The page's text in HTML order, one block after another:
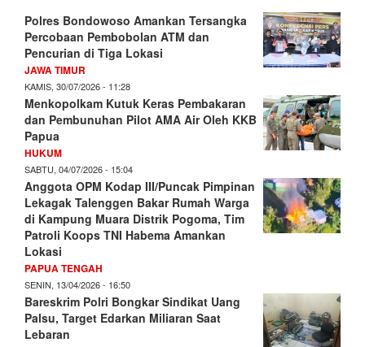
Polres Bondowoso Amankan Tersangka
Percobaan Pembobolan ATM dan
Pencurian di Tiga Lokasi
JAWA TIMUR
KAMIS, 30/07/2026 - 11:28
Menkopolkam Kutuk Keras Pembakaran
dan Pembunuhan Pilot AMA Air Oleh KKB
Papua
HUKUM
SABTU, 04/07/2026 - 15:04
Anggota OPM Kodap III/Puncak Pimpinan
Lekagak Talenggen Bakar Rumah Warga
di Kampung Muara Distrik Pogoma, Tim
Patroli Koops TNI Habema Amankan
Lokasi
PAPUA TENGAH
SENIN, 13/04/2026 - 16:50
Bareskrim Polri Bongkar Sindikat Uang
Palsu, Target Edarkan Miliaran Saat
Lebaran